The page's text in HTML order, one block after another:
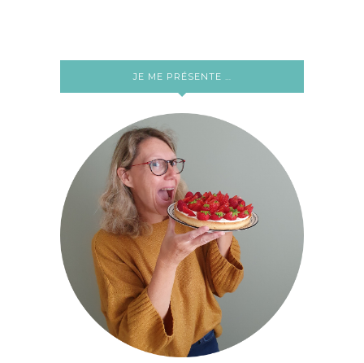
JE ME PRÉSENTE …